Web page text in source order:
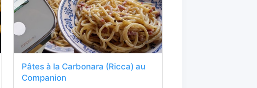
Pâtes à la Carbonara (Ricca) au
Companion